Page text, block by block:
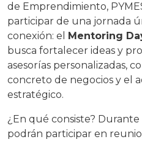
de Emprendimiento,
participar de una jornada
conexión: el Mentoring
busca fortalecer ideas y
asesorías personalizadas,
concreto de negocios y el
estratégico.
¿En qué consiste?
podrán participar en